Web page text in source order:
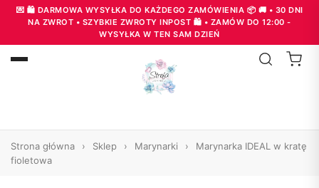
💌 🛍️ DARMOWA WYSYŁKA DO KAŻDEGO ZAMÓWIENIA 📦 🚚 • 30 DNI
NA ZWROT • SZYBKIE ZWROTY INPOST 🛍️ • ZAMÓW DO 12:00 -
WYSYŁKA W TEN SAM DZIEŃ
Strona główna › Sklep › Marynarki ›
Marynarka IDEAL w kratę
fioletowa